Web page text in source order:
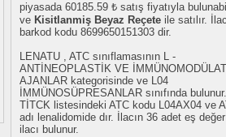
piyasada 60185.59 ₺ satış fiyatıyla
ve Kisitlanmiş Beyaz Reçete ile satılır.
barkod kodu 8699650151303 dir.
LENATU , ATC sınıflamasının L -
ANTİNEOPLASTİK VE
AJANLAR kategorisinde ve L04
İMMÜNOSÜPRESANLAR sınıfında bulunur.
TİTCK listesindeki ATC kodu L04AX04 ve
adı lenalidomide dır. İlacın 36 adet eş değer
ilacı bulunur.